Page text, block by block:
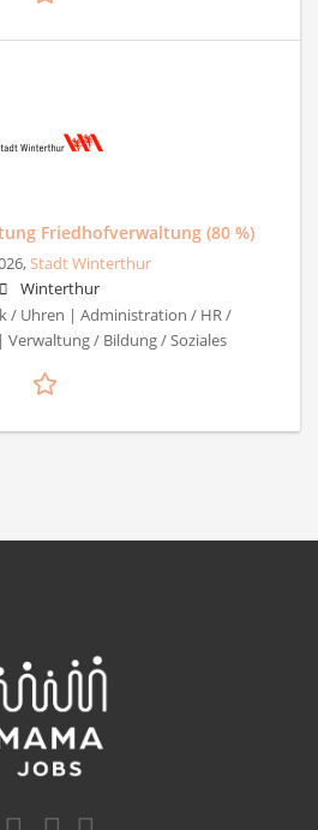
Friedhofverwaltung (80 %)
Stadt Winterthur
Winterthur
/ Uhren | Administration / HR /
Verwaltung / Bildung / Soziales